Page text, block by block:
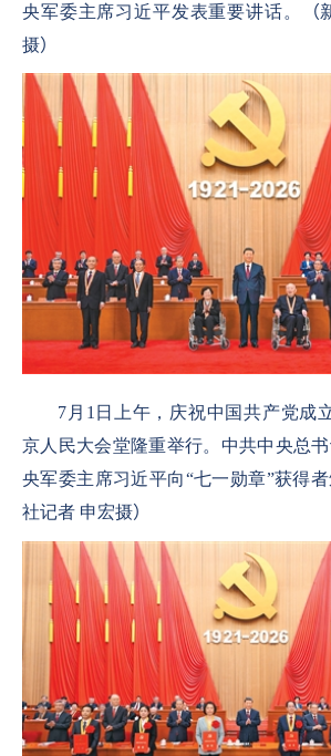
央军委主席习近平发表重要讲话。
（
摄）
7 月 1 日上午，庆祝中国共产党成
京人民大会堂隆重举行。中共中央总
央军委主席习近平向“七一勋章”获得者
社记者 申宏摄）